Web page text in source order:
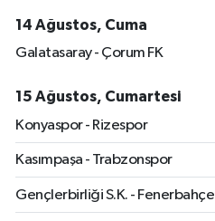
14 Ağustos, Cuma
Galatasaray - Çorum FK
15 Ağustos, Cumartesi
Konyaspor - Rizespor
Kasımpaşa - Trabzonspor
Gençlerbirliği S.K. - Fenerbahçe